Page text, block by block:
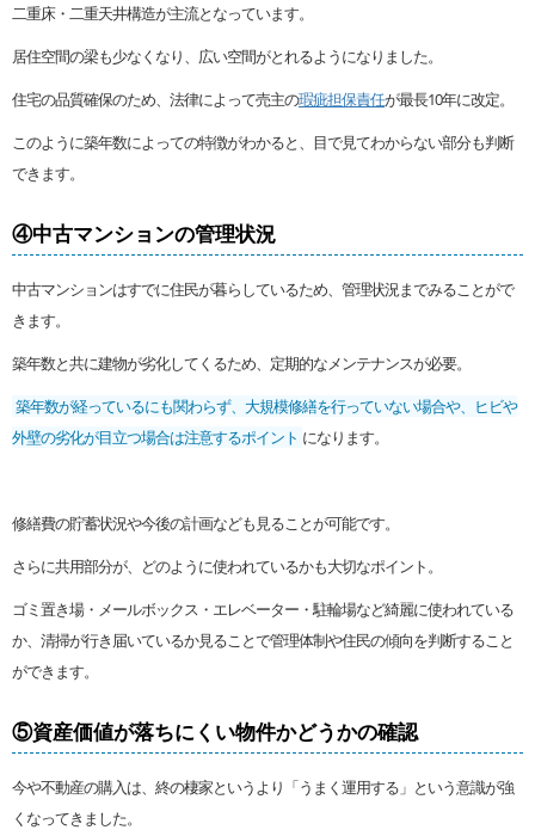
二重床・二重天井構造が主流となっています。
居住空間の梁も少なくなり、広い空間がとれるようになりました。
住宅の品質確保のため、法律によって売主の瑕疵担保責任が最長10年に改定。
このように築年数によっての特徴がわかると、目で見てわからない部分も判断
できます。
④中古マンションの管理状況
中古マンションはすでに住民が暮らしているため、管理状況までみることがで
きます。
築年数と共に建物が劣化してくるため、定期的なメンテナンスが必要。
築年数が経っているにも関わらず、大規模修繕を行っていない場合や、ヒビや
外壁の劣化が目立つ場合は注意するポイント になります。
修繕費の貯蓄状況や今後の計画なども見ることが可能です。
さらに共用部分が、どのように使われているかも大切なポイント。
ゴミ置き場・メールボックス・エレベーター・駐輪場など綺麗に使われている
か、清掃が行き届いているか見ることで管理体制や住民の傾向を判断すること
ができます。
⑤資産価値が落ちにくい物件かどうかの確認
今や不動産の購入は、終の棲家というより「うまく運用する」という意識が強
くなってきました。